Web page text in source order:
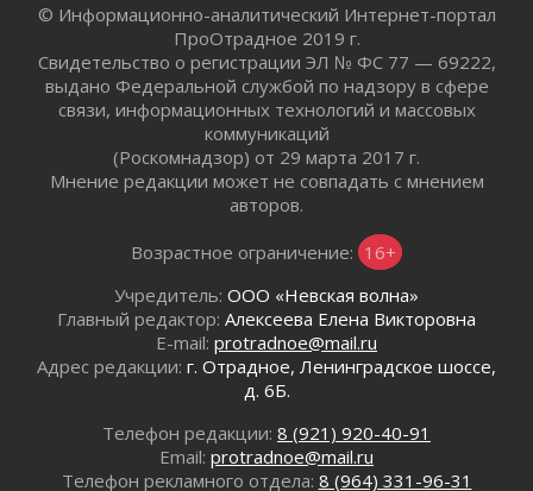
воробушка»
Юхла, мука, кантеле и Водяной
01 августа 2026
Лето катится с горки
01 августа 2026
В Ленобласти открылась экспозиция к 150-
01 августа 2026
01 августа 2026
Болезнь девственниц и вампиров
Безмолвный крик о помощи
В музей всей семьёй
01 августа 2026
© Информационно-аналитический Интернет-портал
ПроОтрадное 2019 г.
Свидетельство о регистрации ЭЛ № ФС 77 — 69222,
выдано Федеральной службой по надзору в сфере
связи, информационных технологий и массовых
коммуникаций
(Роскомнадзор) от 29 марта 2017 г.
Мнение редакции может не совпадать с мнением
авторов.
Возрастное ограничение: 16+
Учредитель: ООО «Невская волна»
Главный редактор: Алексеева Елена Викторовна
E-mail: protradnoe@mail.ru
Адрес редакции: г. Отрадное, Ленинградское шоссе,
д. 6Б.
Телефон редакции: 8 (921) 920-40-91
Email: protradnoe@mail.ru
Телефон рекламного отдела: 8 (964) 331-96-31